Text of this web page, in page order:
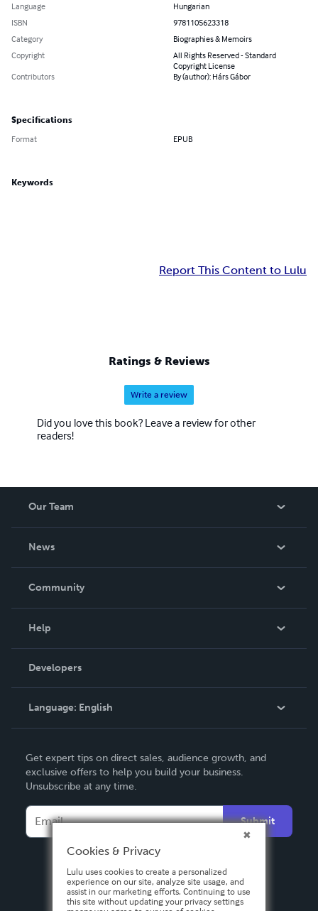
Language
Hungarian
ISBN
9781105623318
Category
Biographies & Memoirs
Copyright
All Rights Reserved - Standard
Copyright License
Contributors
By (author): Hárs Gábor
Specifications
Format EPUB
Keywords
Report This Content to Lulu
Ratings & Reviews
Write a review
Did you love this book? Leave a review for other
readers!
Our Team
News
In The News
Community
Podcast
Help
Order Lookup
Knowledge Base
Contact Support
Developers
Language: English
Deutsch
Français
Italiano
Español
Get expert tips on direct sales, audience growth, and
exclusive offers to help you build your business.
Unsubscribe at any time.
Submit
Cookies & Privacy
Lulu uses cookies to create a personalized
experience on our site, analyze site usage, and
assist in our marketing efforts. Continuing to use
this site without updating your privacy settings